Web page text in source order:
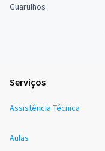
Guarulhos
Serviços
Assistência Técnica
Aulas